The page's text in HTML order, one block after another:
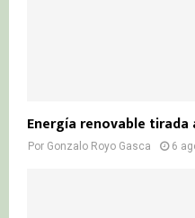
Energía renovable tirada
Por Gonzalo Royo Gasca 6